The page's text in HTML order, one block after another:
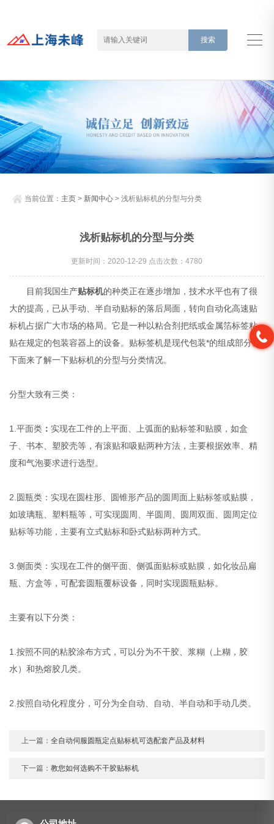
当前位置： 主页 > 新闻中心 > 浅析贴标机的分型与分类
浅析贴标机的分型与分类
更新时间：2020-12-29 点击次数：4780
目前我国生产贴标机的种类正在逐步增加，技术水平也有了很
大的提高，已从手动、半自动贴标的落后局面，转向自动化高速贴
标机占据广大市场的格局。它是一种以粘合剂把纸或金属箔标签粘
贴在规定的包装容器上的设备。贴标签机是现代包装*的组成部分。
下面来了解一下贴标机的分型与分类情况。
分型大致有三类：
1.平面类 ： 实现在工件的上平面、上弧面的贴标签和贴膜，如盒
子、书本、塑胶壳等，有滚贴和吸贴两种方法，主要根据效率、精
度和气泡要求进行选型。
2.圆瓶类：实现在圆柱形、圆锥形产品的圆周面上贴标签或贴膜，
如玻璃瓶、塑料瓶等，可实现圆周、半圆周、圆周双面、圆周定位
贴标等功能，主要有立式贴标和卧式贴标两种方式。
3.侧面类：实现在工件的侧平面、侧弧面贴标或贴膜，如化妆品扁
瓶、方盒等，可配套圆瓶覆标设备，同时实现圆瓶贴标。
主要有以下分类：
1.按照不同的粘胶涂布方式，可以分为不干胶、浆糊（上糊，胶
水）和热熔胶几类。
2.按照自动化程度分，可分为全自动、自动、半自动和手动几类。
上一篇：全自动伺服圆瓶定点贴标机可选配套产品及材料
下一篇：教您如何选购不干胶贴标机